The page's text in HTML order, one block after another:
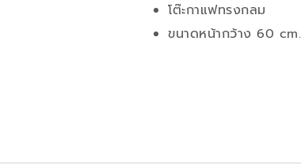
โต๊ะกาแฟทรงกลม
ขนาดหน้ากว้าง 60 cm.